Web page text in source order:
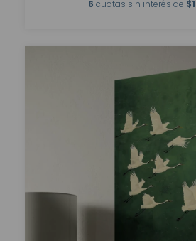
6 cuotas sin interés de